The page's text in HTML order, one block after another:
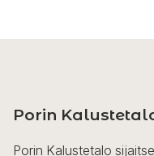
Porin
Porin Kalustetalo